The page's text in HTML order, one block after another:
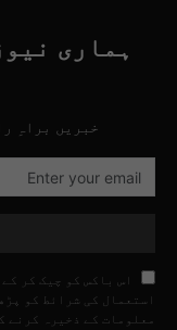
ہماری
خبریں براہِ
اس باکس کو چیک کر
استعمال کی شرائط کو
معلومات کے ذخیرہ کرنے